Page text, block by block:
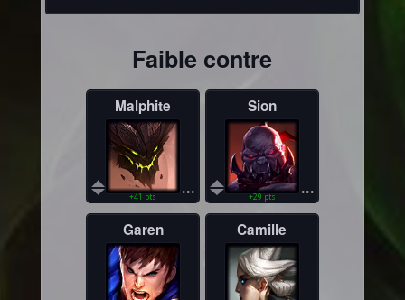
Faible contre
Malphite
...
+41 pts
Sion
...
+29 pts
Garen Camille